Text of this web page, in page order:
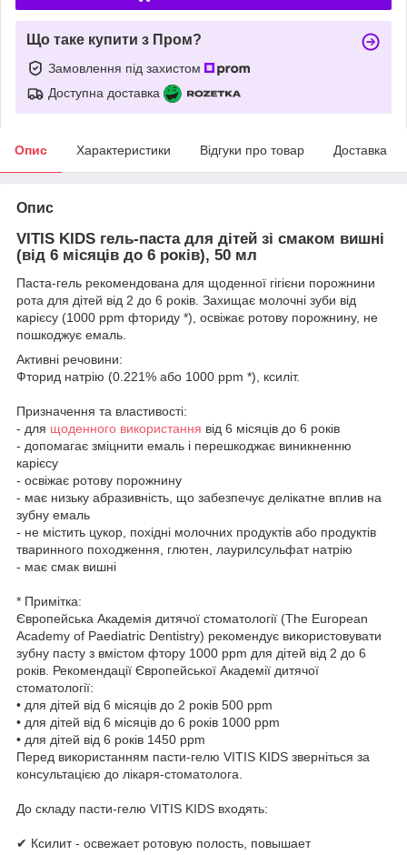
Що таке купити з Пром?
Замовлення під захистом
Доступна доставка
Опис Характеристики Відгуки про товар Доставка
Опис
VITIS KIDS гель-паста для дітей зі смаком вишні
(від 6 місяців до 6 років), 50 мл
Паста-гель рекомендована для щоденної гігієни порожнини
рота для дітей від 2 до 6 років. Захищає молочні зуби від
карієсу (1000 ppm фториду *), освіжає ротову порожнину, не
пошкоджує емаль.
Активні речовини:
Фторид натрію (0.221% або 1000 ppm *), ксиліт.
Призначення та властивості:
- для щоденного використання від 6 місяців до 6 років
- допомагає зміцнити емаль і перешкоджає виникненню
карієсу
- освіжає ротову порожнину
- має низьку абразивність, що забезпечує делікатне вплив на
зубну емаль
- не містить цукор, похідні молочних продуктів або продуктів
тваринного походження, глютен, лаурилсульфат натрію
- має смак вишні
* Примітка:
Європейська Академія дитячої стоматології (The European
Academy of Paediatric Dentistry) рекомендує використовувати
зубну пасту з вмістом фтору 1000 ppm для дітей від 2 до 6
років. Рекомендації Європейської Академії дитячої
стоматології:
• для дітей від 6 місяців до 2 років 500 ppm
• для дітей від 6 місяців до 6 років 1000 ppm
• для дітей від 6 років 1450 ppm
Перед використанням пасти-гелю VITIS KIDS зверніться за
консультацією до лікаря-стоматолога.
До складу пасти-гелю VITIS KIDS входять:
✔ Ксилит - освежает ротовую полость, повышает